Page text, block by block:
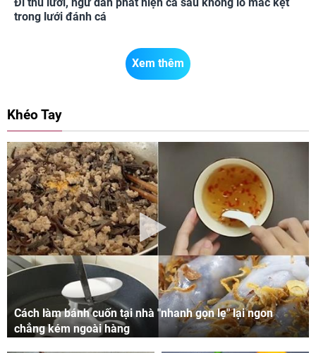
trong lưới đánh cá
Xem thêm
Khéo Tay
Cách làm bánh cuốn tại nhà "nhanh gọn lẹ" lại ngon
chẳng kém ngoài hàng